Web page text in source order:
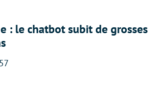
: le chatbot subit de grosses